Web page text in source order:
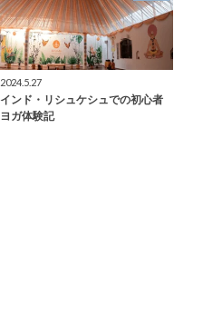
2024.5.27
インド・リシュケシュでの初心者
ヨガ体験記